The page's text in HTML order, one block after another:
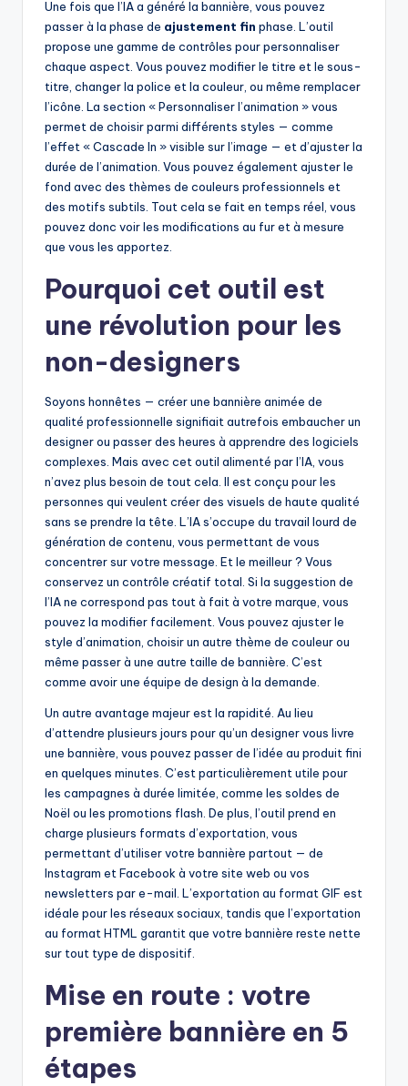
Une fois que l’IA a généré la bannière, vous pouvez
passer à la phase de ajustement fin phase. L’outil
propose une gamme de contrôles pour personnaliser
chaque aspect. Vous pouvez modifier le titre et le sous-
titre, changer la police et la couleur, ou même remplacer
l’icône. La section « Personnaliser l’animation » vous
permet de choisir parmi différents styles — comme
l’effet « Cascade In » visible sur l’image — et d’ajuster la
durée de l’animation. Vous pouvez également ajuster le
fond avec des thèmes de couleurs professionnels et
des motifs subtils. Tout cela se fait en temps réel, vous
pouvez donc voir les modifications au fur et à mesure
que vous les apportez.
Pourquoi cet outil est
une révolution pour les
non-designers
Soyons honnêtes — créer une bannière animée de
qualité professionnelle signifiait autrefois embaucher un
designer ou passer des heures à apprendre des logiciels
complexes. Mais avec cet outil alimenté par l’IA, vous
n’avez plus besoin de tout cela. Il est conçu pour les
personnes qui veulent créer des visuels de haute qualité
sans se prendre la tête. L’IA s’occupe du travail lourd de
génération de contenu, vous permettant de vous
concentrer sur votre message. Et le meilleur ? Vous
conservez un contrôle créatif total. Si la suggestion de
l’IA ne correspond pas tout à fait à votre marque, vous
pouvez la modifier facilement. Vous pouvez ajuster le
style d’animation, choisir un autre thème de couleur ou
même passer à une autre taille de bannière. C’est
comme avoir une équipe de design à la demande.
Un autre avantage majeur est la rapidité. Au lieu
d’attendre plusieurs jours pour qu’un designer vous livre
une bannière, vous pouvez passer de l’idée au produit fini
en quelques minutes. C’est particulièrement utile pour
les campagnes à durée limitée, comme les soldes de
Noël ou les promotions flash. De plus, l’outil prend en
charge plusieurs formats d’exportation, vous
permettant d’utiliser votre bannière partout — de
Instagram et Facebook à votre site web ou vos
newsletters par e-mail. L’exportation au format GIF est
idéale pour les réseaux sociaux, tandis que l’exportation
au format HTML garantit que votre bannière reste nette
sur tout type de dispositif.
Mise en route : votre
première bannière en 5
étapes